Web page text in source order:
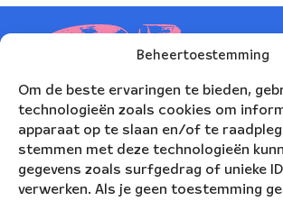
Beheertoestemming
Om de beste ervaringen te bieden,
technologieën zoals cookies om
apparaat op te slaan en/of te
stemmen met deze technologieën
gegevens zoals surfgedrag of unieke
verwerken. Als je geen toestemming